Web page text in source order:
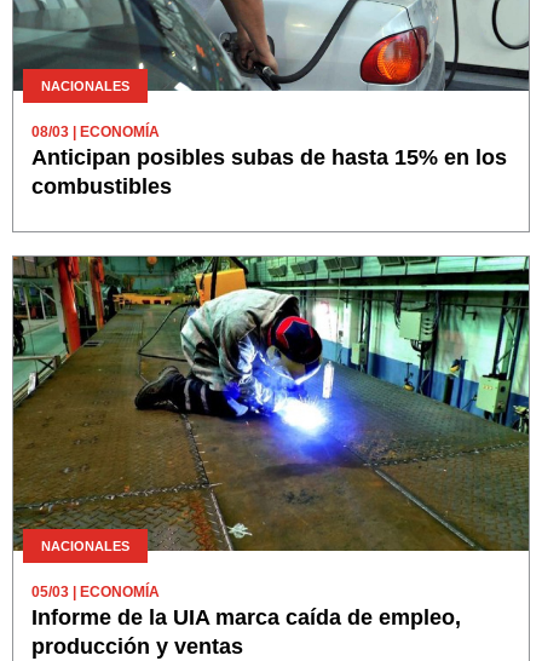
NACIONALES
08/03 | ECONOMÍA
Anticipan posibles subas de hasta 15% en los
combustibles
NACIONALES
05/03 | ECONOMÍA
Informe de la UIA marca caída de empleo,
producción y ventas